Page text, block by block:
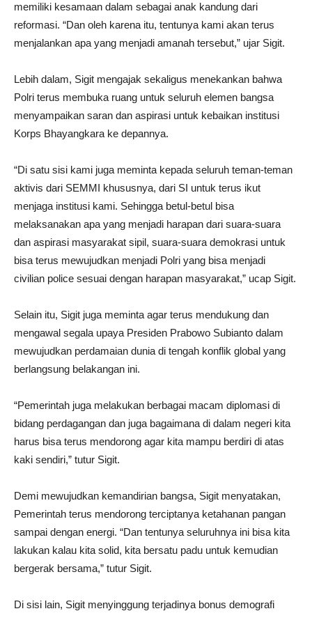
memiliki kesamaan dalam sebagai anak kandung dari
reformasi. “Dan oleh karena itu, tentunya kami akan terus
menjalankan apa yang menjadi amanah tersebut,” ujar Sigit.
Lebih dalam, Sigit mengajak sekaligus menekankan bahwa
Polri terus membuka ruang untuk seluruh elemen bangsa
menyampaikan saran dan aspirasi untuk kebaikan institusi
Korps Bhayangkara ke depannya.
“Di satu sisi kami juga meminta kepada seluruh teman-teman
aktivis dari SEMMI khususnya, dari SI untuk terus ikut
menjaga institusi kami. Sehingga betul-betul bisa
melaksanakan apa yang menjadi harapan dari suara-suara
dan aspirasi masyarakat sipil, suara-suara demokrasi untuk
bisa terus mewujudkan menjadi Polri yang bisa menjadi
civilian police sesuai dengan harapan masyarakat,” ucap Sigit.
Selain itu, Sigit juga meminta agar terus mendukung dan
mengawal segala upaya Presiden Prabowo Subianto dalam
mewujudkan perdamaian dunia di tengah konflik global yang
berlangsung belakangan ini.
“Pemerintah juga melakukan berbagai macam diplomasi di
bidang perdagangan dan juga bagaimana di dalam negeri kita
harus bisa terus mendorong agar kita mampu berdiri di atas
kaki sendiri,” tutur Sigit.
Demi mewujudkan kemandirian bangsa, Sigit menyatakan,
Pemerintah terus mendorong terciptanya ketahanan pangan
sampai dengan energi. “Dan tentunya seluruhnya ini bisa kita
lakukan kalau kita solid, kita bersatu padu untuk kemudian
bergerak bersama,” tutur Sigit.
Di sisi lain, Sigit menyinggung terjadinya bonus demografi